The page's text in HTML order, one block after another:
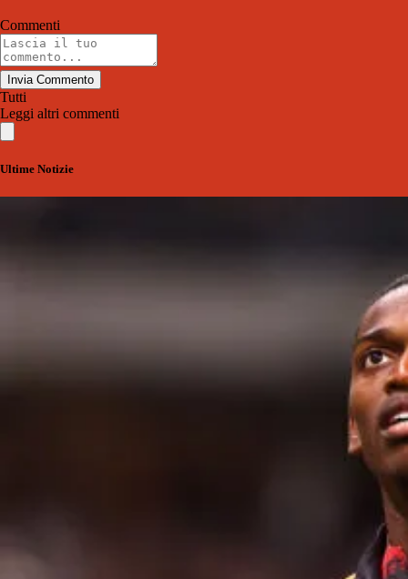
Commenti
Invia Commento
Tutti
Leggi altri commenti
Ultime Notizie